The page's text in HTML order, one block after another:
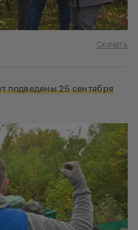
Скачать
подведены 25 сентября